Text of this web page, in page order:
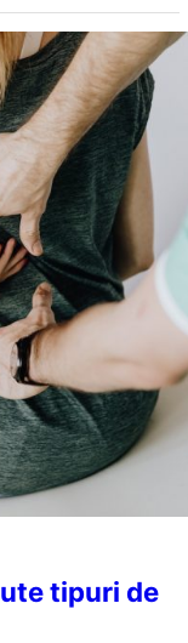
acupunctura, de
alternativa avem
tipuri de